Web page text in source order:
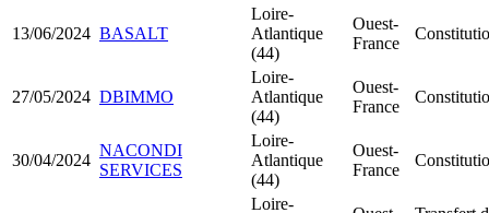
13/06/2024 BASALT
Loire-
Atlantique
(44)
Ouest-
France
27/05/2024 DBIMMO
Loire-
Atlantique
(44)
Ouest-
France
30/04/2024
NACONDI
SERVICES
Loire-
Atlantique
(44)
Ouest-
France
Loire-